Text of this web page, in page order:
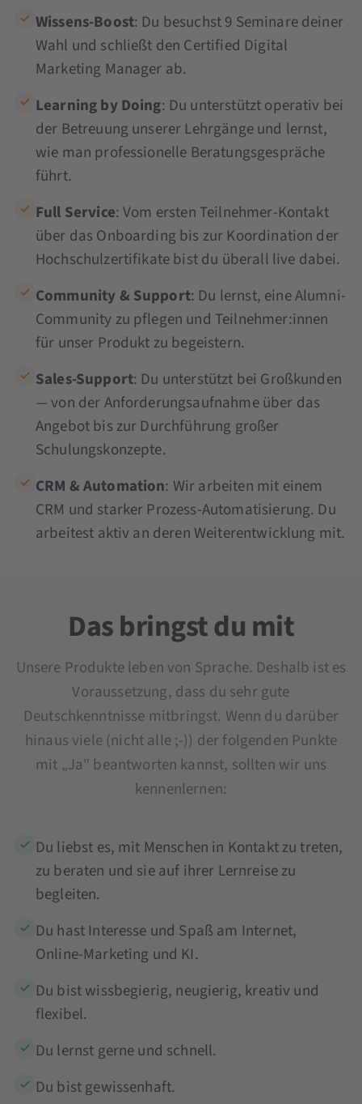
Wissens-Boost: Du besuchst 9 Seminare deiner
Wahl und schließt den Certified Digital
Marketing Manager ab.
Learning by Doing: Du unterstützt operativ bei
der Betreuung unserer Lehrgänge und lernst,
wie man professionelle Beratungsgespräche
führt.
Full Service: Vom ersten Teilnehmer-Kontakt
über das Onboarding bis zur Koordination der
Hochschulzertifikate bist du überall live dabei.
Community & Support: Du lernst, eine Alumni-
Community zu pflegen und Teilnehmer:innen
für unser Produkt zu begeistern.
Sales-Support: Du unterstützt bei Großkunden
— von der Anforderungsaufnahme über das
Angebot bis zur Durchführung großer
Schulungskonzepte.
CRM & Automation: Wir arbeiten mit einem
CRM und starker Prozess-Automatisierung. Du
arbeitest aktiv an deren Weiterentwicklung mit.
Das bringst du mit
Unsere Produkte leben von Sprache. Deshalb ist es
Voraussetzung, dass du sehr gute
Deutschkenntnisse mitbringst. Wenn du darüber
hinaus viele (nicht alle ;-)) der folgenden Punkte
mit „Ja" beantworten kannst, sollten wir uns
kennenlernen:
Du liebst es, mit Menschen in Kontakt zu treten,
zu beraten und sie auf ihrer Lernreise zu
begleiten.
Du hast Interesse und Spaß am Internet,
Online-Marketing und KI.
Du bist wissbegierig, neugierig, kreativ und
flexibel.
Du lernst gerne und schnell.
Du bist gewissenhaft.